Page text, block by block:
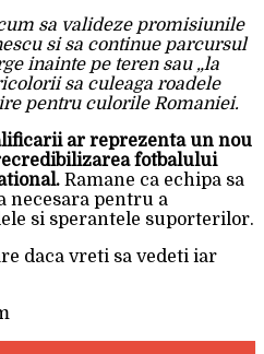
sa valideze promisiunile
si sa continue parcursul
inainte pe teren sau „la
sa culeaga roadele
pentru culorile Romaniei.
ar reprezenta un nou
fotbalului
Ramane ca echipa sa
necesara pentru a
si sperantele suporterilor.
daca vreti sa vedeti iar